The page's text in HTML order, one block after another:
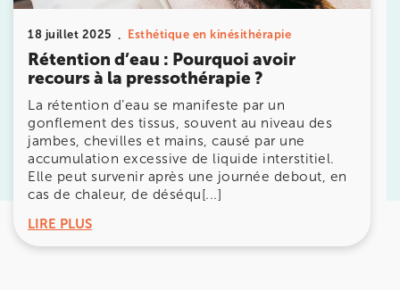
18 juillet 2025 Esthétique en kinésithérapie
Rétention d’eau : Pourquoi avoir
recours à la pressothérapie ?
La rétention d’eau se manifeste par un
gonflement des tissus, souvent au niveau des
jambes, chevilles et mains, causé par une
accumulation excessive de liquide interstitiel.
Elle peut survenir après une journée debout, en
cas de chaleur, de déséqu[...]
LIRE PLUS
Prenez RDV sur
KOSS PARIS 8
74 Bd Haussmann 75008 Paris
74 Bd Haussmann 75008 Paris
01 44 71 93 74